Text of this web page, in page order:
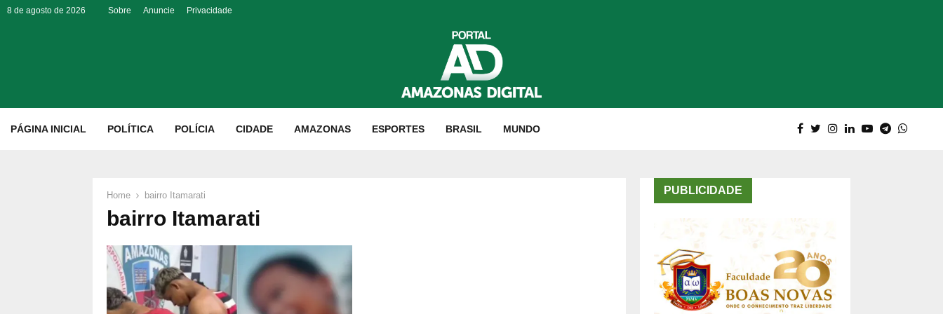
8 de agosto de 2026 Sobre Anuncie Privacidade
PÁGINA INICIAL POLÍTICA POLÍCIA CIDADE AMAZONAS ESPORTES BRASIL MUNDO
Home bairro Itamarati
bairro Itamarati
PUBLICIDADE